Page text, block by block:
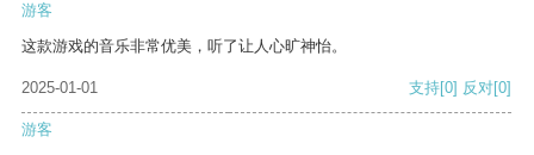
游客
这款游戏的音乐非常优美，听了让人心旷神怡。
2025-01-01 支持[0] 反对[0]
游客